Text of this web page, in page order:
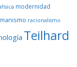
modernidad
racionalismo
Teilhard